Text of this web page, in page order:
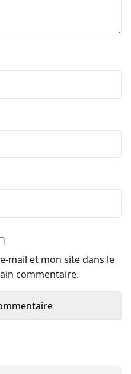
mail et mon site dans le
commentaire.